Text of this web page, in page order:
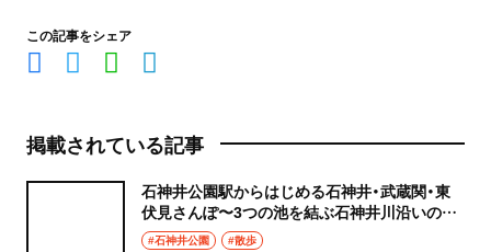
この記事をシェア
掲載されている記事
石神井公園駅からはじめる石神井・武蔵関・東
伏見さんぽ〜3つの池を結ぶ石神井川沿いの水
辺散歩〜
#石神井公園 #散歩